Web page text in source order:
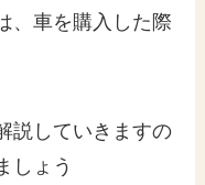
、車を購入した際
説していきますの
しょう